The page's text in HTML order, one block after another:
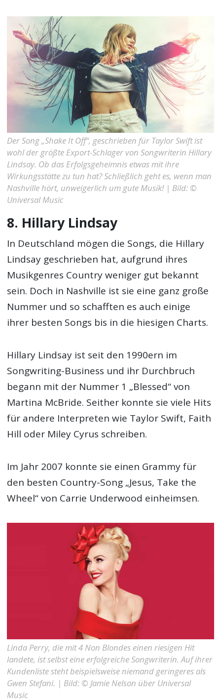
Der Song „Shake It Off“, geschrieben für Taylor Swift ist
wohl der größte Export-Schlager von Songwriterin Hillary
Lindsay. Ob das Erfolgsgeheimnis etwas mit ihre
Wirkungsstätte zu tun hat? Schließlich geht es, wenn man
Nashville hört, unweigerlich um gute Musik! | Bild: ©
Universal Music
8. Hillary Lindsay
In Deutschland mögen die Songs, die Hillary
Lindsay geschrieben hat, aufgrund ihres
Musikgenres Country weniger gut bekannt
sein. Doch in Nashville ist sie eine ganz große
Nummer und so schafften es auch einige
ihrer besten Songs bis in die hiesigen Charts.
Hillary Lindsay ist seit den 1990ern im
Songwriting-Business und ihr Durchbruch
begann mit der Nummer 1 „Blessed“ von
Martina McBride. Seither konnte sie viele Hits
für andere Interpreten wie Taylor Swift, Faith
Hill oder Miley Cyrus schreiben.
Im Jahr 2007 konnte sie einen Grammy für
den besten Country-Song „Jesus, Take the
Wheel“ von Carrie Underwood einheimsen.
Linda Perry, die mit 4 Non Blondes einen riesigen Hit
landete, ist selbst eine erfolgreiche Songwriterin. Auf ihrer
Kundenliste steht beispielsweise niemand geringeres als
Gwen Stefani. | Bild: © Jamie Nelson über Universal
Music